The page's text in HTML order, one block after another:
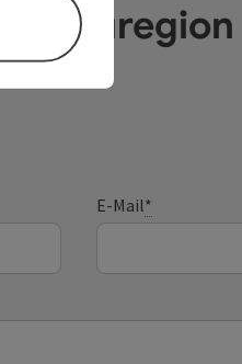
E-Mail*